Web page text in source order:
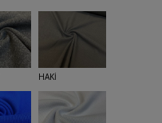
HAKİ